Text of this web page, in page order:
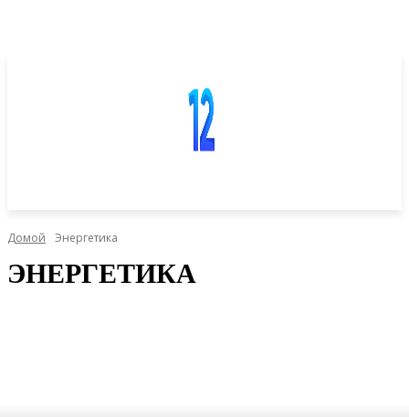
Домой Энергетика
ЭНЕРГЕТИКА